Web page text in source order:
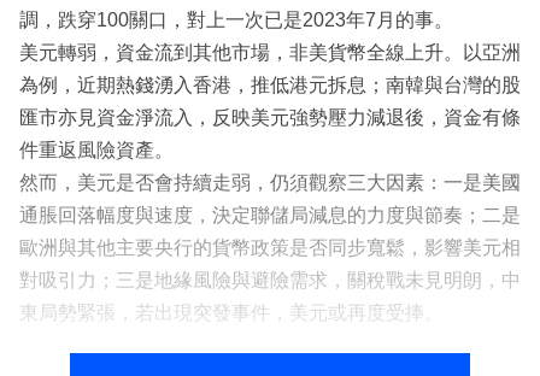
調，跌穿100關口，對上一次已是2023年7月的事。
美元轉弱，資金流到其他市場，非美貨幣全線上升。以亞洲
為例，近期熱錢湧入香港，推低港元拆息；南韓與台灣的股
匯市亦見資金淨流入，反映美元強勢壓力減退後，資金有條
件重返風險資產。
然而，美元是否會持續走弱，仍須觀察三大因素：一是美國
通脹回落幅度與速度，決定聯儲局減息的力度與節奏；二是
歐洲與其他主要央行的貨幣政策是否同步寬鬆，影響美元相
對吸引力；三是地緣風險與避險需求，關稅戰未見明朗，中
東局勢緊張，若出現突發事件，美元或再度受捧。